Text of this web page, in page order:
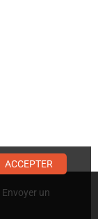
Envoyer un
ACCEPTER